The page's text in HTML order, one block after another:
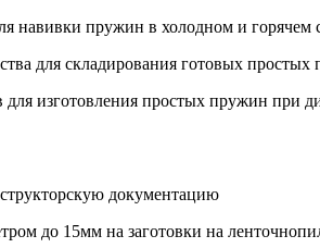
навивки пружин в холодном и горячем
для складирования готовых
для изготовления простых пружин
документацию
до 15мм на заготовки на